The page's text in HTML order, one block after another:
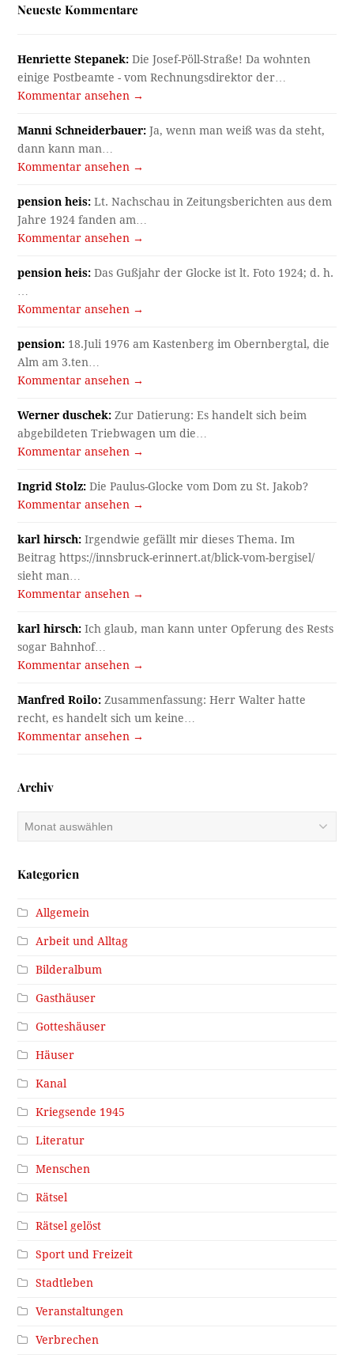
Neueste Kommentare
Henriette Stepanek: Die Josef-Pöll-Straße! Da wohnten
einige Postbeamte - vom Rechnungsdirektor der…
Kommentar ansehen →
Manni Schneiderbauer: Ja, wenn man weiß was da steht,
dann kann man…
Kommentar ansehen →
pension heis: Lt. Nachschau in Zeitungsberichten aus dem
Jahre 1924 fanden am…
Kommentar ansehen →
pension heis: Das Gußjahr der Glocke ist lt. Foto 1924; d. h.
Kommentar ansehen →
pension: 18.Juli 1976 am Kastenberg im Obernbergtal, die
Alm am 3.ten…
Kommentar ansehen →
Werner duschek: Zur Datierung: Es handelt sich beim
abgebildeten Triebwagen um die…
Kommentar ansehen →
Ingrid Stolz: Die Paulus-Glocke vom Dom zu St. Jakob?
Kommentar ansehen →
karl hirsch: Irgendwie gefällt mir dieses Thema. Im
Beitrag https://innsbruck-erinnert.at/blick-vom-bergisel/
sieht man…
Kommentar ansehen →
karl hirsch: Ich glaub, man kann unter Opferung des Rests
sogar Bahnhof…
Kommentar ansehen →
Manfred Roilo: Zusammenfassung: Herr Walter hatte
recht, es handelt sich um keine…
Kommentar ansehen →
Archiv
Kategorien
Allgemein
Arbeit und Alltag
Bilderalbum
Gasthäuser
Gotteshäuser
Häuser
Kanal
Kriegsende 1945
Literatur
Menschen
Rätsel
Rätsel gelöst
Sport und Freizeit
Stadtleben
Veranstaltungen
Verbrechen